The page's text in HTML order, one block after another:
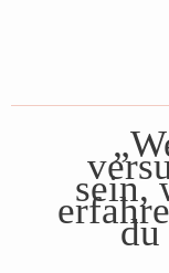
sein,
du